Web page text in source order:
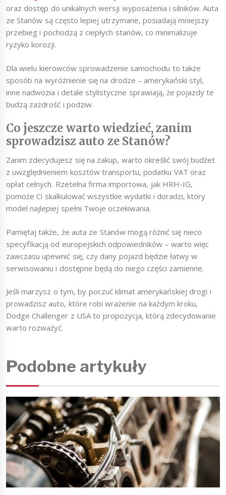
oraz dostęp do unikalnych wersji wyposażenia i silników. Auta
ze Stanów są często lepiej utrzymane, posiadają mniejszy
przebieg i pochodzą z ciepłych stanów, co minimalizuje
ryzyko korozji.
Dla wielu kierowców sprowadzenie samochodu to także
sposób na wyróżnienie się na drodze – amerykański styl,
inne nadwozia i detale stylistyczne sprawiają, że pojazdy te
budzą zazdrość i podziw.
Co jeszcze warto wiedzieć, zanim
sprowadzisz auto ze Stanów?
Zanim zdecydujesz się na zakup, warto określić swój budżet
z uwzględnieniem kosztów transportu, podatku VAT oraz
opłat celnych. Rzetelna firma importowa, jak HRH-IG,
pomoże Ci skalkulować wszystkie wydatki i doradzi, który
model najlepiej spełni Twoje oczekiwania.
Pamiętaj także, że auta ze Stanów mogą różnić się nieco
specyfikacją od europejskich odpowiedników – warto więc
zawczasu upewnić się, czy dany pojazd będzie łatwy w
serwisowaniu i dostępne będą do niego części zamienne.
Jeśli marzysz o tym, by poczuć klimat amerykańskiej drogi i
prowadzisz auto, które robi wrażenie na każdym kroku,
Dodge Challenger z USA to propozycja, którą zdecydowanie
warto rozważyć.
Podobne artykuły